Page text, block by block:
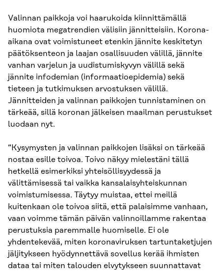
Valinnan paikkoja voi haarukoida kiinnittämällä
huomiota megatrendien välisiin jännitteisiin. Korona-
aikana ovat voimistuneet etenkin jännite keskitetyn
päätöksenteon ja laajan osallisuuden välillä, jännite
vanhan varjelun ja uudistumiskyvyn välillä sekä
jännite infodemian (informaatioepidemia) sekä
tieteen ja tutkimuksen arvostuksen välillä.
Jännitteiden ja valinnan paikkojen tunnistaminen on
tärkeää, sillä koronan jälkeisen maailman perustukset
luodaan nyt.
“Kysymysten ja valinnan paikkojen lisäksi on tärkeää
nostaa esille toivoa. Toivo näkyy mielestäni tällä
hetkellä esimerkiksi yhteisöllisyydessä ja
välittämisessä tai vaikka kansalaisyhteiskunnan
voimistumisessa. Täytyy muistaa, ettei meillä
kuitenkaan ole toivoa siitä, että palaisimme vanhaan,
vaan voimme tämän päivän valinnoillamme rakentaa
perustuksia paremmalle huomiselle. Ei ole
yhdentekevää, miten koronaviruksen tartuntaketjujen
jäljitykseen hyödynnettävä sovellus kerää ihmisten
dataa tai miten talouden elvytykseen suunnattavat